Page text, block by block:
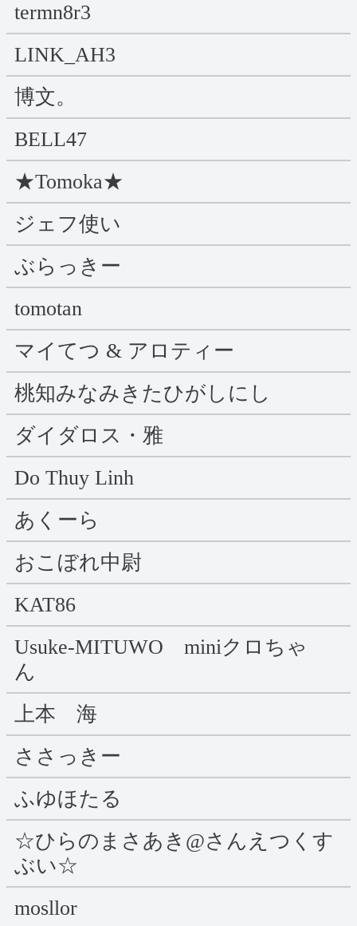
termn8r3
LINK_AH3
博文。
BELL47
★Tomoka★
ジェフ使い
ぶらっきー
tomotan
マイてつ & アロティー
桃知みなみきたひがしにし
ダイダロス・雅
Do Thuy Linh
あくーら
おこぼれ中尉
KAT86
Usuke-MITUWO miniクロちゃ
ん
上本 海
ささっきー
ふゆほたる
☆ひらのまさあき@さんえつくす
ぶい☆
mosllor